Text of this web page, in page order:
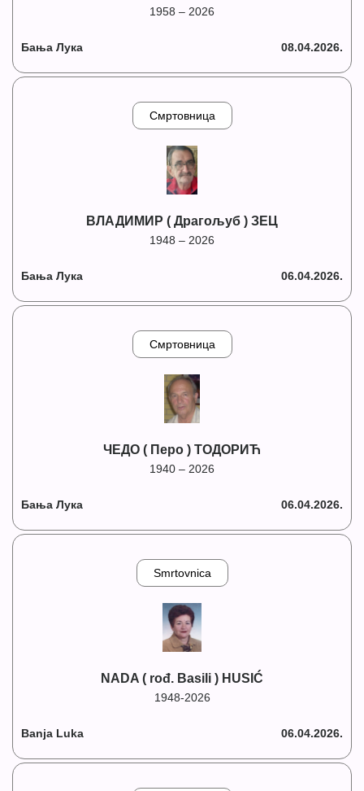
1958 – 2026
Бања Лука 08.04.2026.
Смртовница
ВЛАДИМИР ( Драгољуб ) ЗЕЦ
1948 – 2026
Бања Лука 06.04.2026.
Смртовница
ЧЕДО ( Перо ) ТОДОРИЋ
1940 – 2026
Бања Лука 06.04.2026.
Smrtovnica
NADA ( rođ. Basili ) HUSIĆ
1948-2026
Banja Luka 06.04.2026.